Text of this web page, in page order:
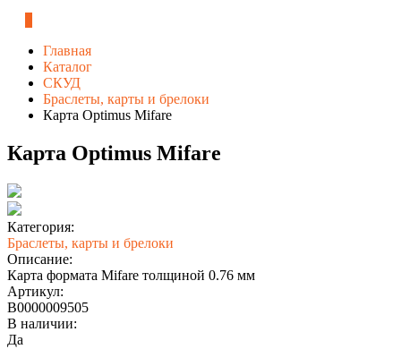
Главная
Каталог
СКУД
Браслеты, карты и брелоки
Карта Optimus Mifare
Карта Optimus Mifare
Категория:
Браслеты, карты и брелоки
Описание:
Карта формата Mifare толщиной 0.76 мм
Артикул:
В0000009505
В наличии:
Да